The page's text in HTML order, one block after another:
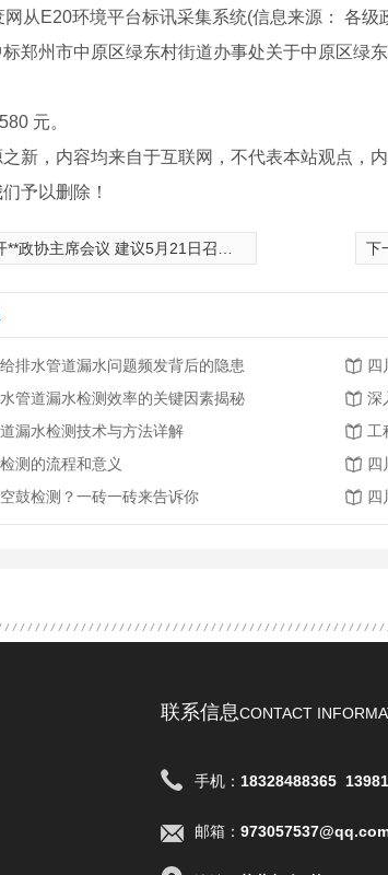
从E20环境平台标讯采集系统(信息来源： 各
郑州市中原区绿东村街道办事处关于中原区绿
元。
新，内容均来自于互联网，不代表本站观点，
予以删除！
主席会议 建议5月21日召开**政协十三届三次会议 下
排水管道漏水问题频发背后的隐患
四
管道漏水检测效率的关键因素揭秘
深
漏水检测技术与方法详解
工
测的流程和意义
四
鼓检测？一砖一砖来告诉你
四
联系信息CONTACT
手机： 18328488365
邮箱：